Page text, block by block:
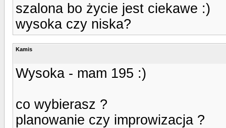
szalona bo życie jest ciekawe :)
wysoka czy niska?
Kamis
Wysoka - mam 195 :)
co wybierasz ?
planowanie czy improwizacja ?